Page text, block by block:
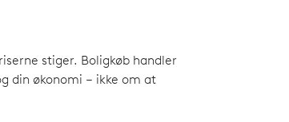
stiger. Boligkøb handler
din økonomi – ikke om at